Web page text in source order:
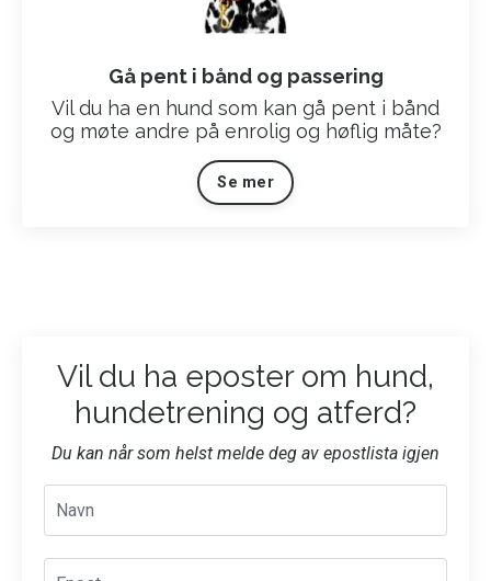
Gå pent i bånd og passering
Vil du ha en hund som kan gå pent i bånd
og møte andre på enrolig og høflig måte?
Se mer
Vil du ha eposter om hund,
hundetrening og atferd?
Du kan når som helst melde deg av epostlista igjen